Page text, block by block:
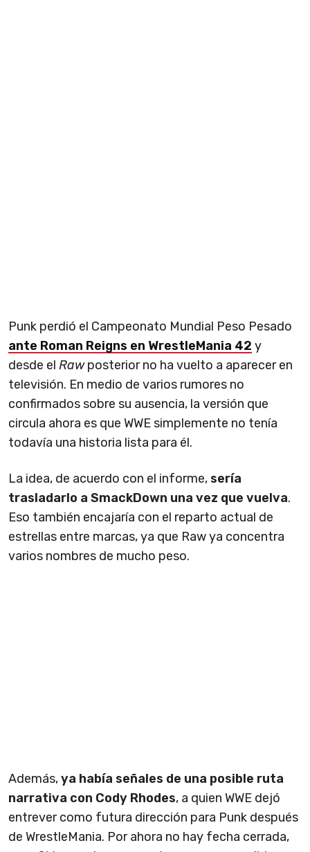
Punk perdió el Campeonato Mundial Peso Pesado
ante Roman Reigns en WrestleMania 42 y
desde el Rawposterior no ha vuelto a aparecer en
televisión. En medio de varios rumores no
confirmados sobre su ausencia, la versión que
circula ahora es que WWE simplemente no tenía
todavía una historia lista para él.
La idea, de acuerdo con el informe,sería
trasladarlo a SmackDown una vez que vuelva.
Eso también encajaría con el reparto actual de
estrellas entre marcas, ya que Raw ya concentra
varios nombres de mucho peso.
Además,ya había señales de una posible ruta
narrativa con Cody Rhodes, a quien WWE dejó
entrever como futura dirección para Punk después
de WrestleMania. Por ahora no hay fecha cerrada,